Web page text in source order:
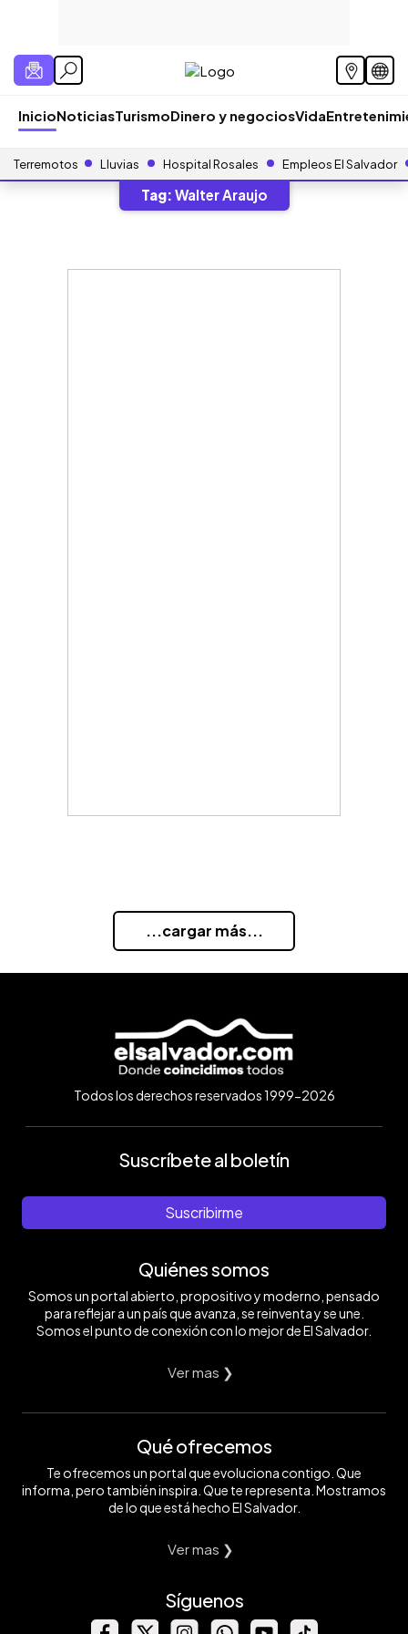
InicioNoticiasTurismoDinero y negociosVida
Terremotos Lluvias Hospital Rosales Empleos El Salvador
Tag: Walter Araujo
...cargar más...
Todos los derechos reservados 1999-2026
Suscríbete al boletín
Suscribirme
Quiénes somos
Somos un portal abierto, propositivo y moderno, pensado
para reflejar a un país que avanza, se reinventa y se une.
Somos el punto de conexión con lo mejor de El Salvador.
Ver mas ❯
Qué ofrecemos
Te ofrecemos un portal que evoluciona contigo. Que
informa, pero también inspira. Que te representa. Mostramos
de lo que está hecho El Salvador.
Ver mas ❯
Síguenos